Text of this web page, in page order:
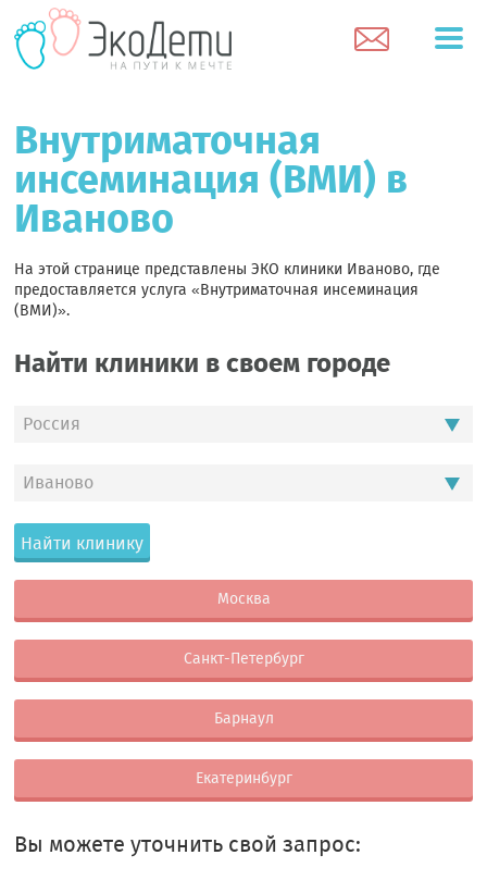
Внутриматочная
инсеминация (ВМИ) в
Иваново
На этой странице представлены ЭКО клиники Иваново, где
предоставляется услуга «Внутриматочная инсеминация
(ВМИ)».
Найти клиники в своем городе
Россия
Иваново
Найти клинику
Москва
Санкт-Петербург
Барнаул
Екатеринбург
Вы можете уточнить свой запрос: